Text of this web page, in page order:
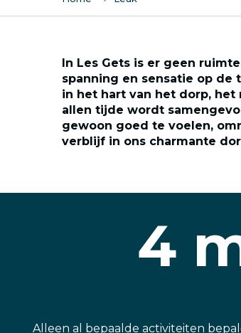
In Les Gets is er geen
spanning en sensatie op
in het hart van het dorp, het
allen tijde wordt
gewoon goed te voelen,
verblijf in ons charmante
4
Alleen al bepaalde activiteiten